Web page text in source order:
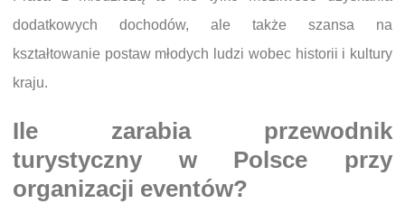
dodatkowych dochodów, ale także szansa na
kształtowanie postaw młodych ludzi wobec historii i kultury
kraju.
Ile zarabia przewodnik
turystyczny w Polsce przy
organizacji eventów?